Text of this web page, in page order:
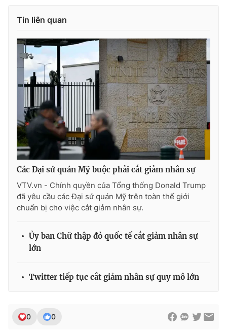
Email: toasoan@vtv.vn
® Cấm sao chép dưới mọi hình thức nếu không có sự chấp
thuận bằng văn bản. Ghi rõ nguồn VTV.vn khi phát hành lại
thông tin từ website này.
Tin liên quan
Các Đại sứ quán Mỹ buộc phải cắt giảm nhân sự
VTV.vn - Chính quyền của Tổng thống Donald Trump
đã yêu cầu các Đại sứ quán Mỹ trên toàn thế giới
chuẩn bị cho việc cắt giảm nhân sự.
Ủy ban Chữ thập đỏ quốc tế cắt giảm nhân sự
lớn
Twitter tiếp tục cắt giảm nhân sự quy mô lớn
0 0